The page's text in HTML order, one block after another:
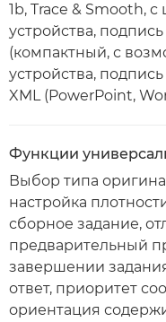
1b, Trace & Smooth,
устройства,
(компактный, с
устройства,
XML (PowerPoint,
Функции
Выбор типа
настройка
сборное задание,
предварительный
завершении
ответ, приоритет
ориентация